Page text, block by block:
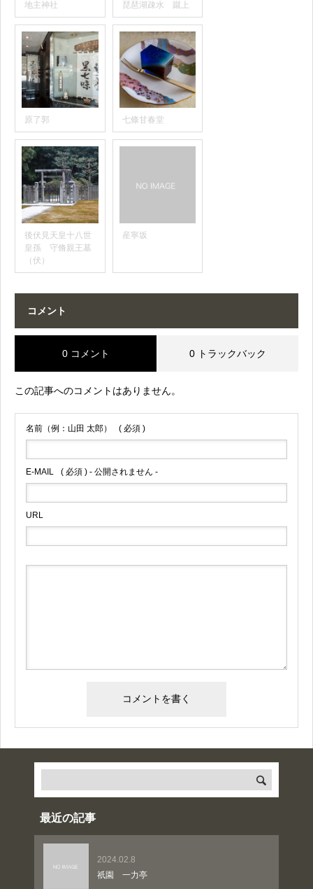
地主神社 琵琶湖疎水 蹴上
原了郭 七條甘春堂
後伏見天皇十八世
皇孫 守脩親王墓
（伏）
産寧坂
コメント
0 コメント 0 トラックバック
この記事へのコメントはありません。
名前（例：山田 太郎） ( 必須 )
E-MAIL ( 必須 ) - 公開されません -
URL
最近の記事
2024.02.8
祇園 一力亭